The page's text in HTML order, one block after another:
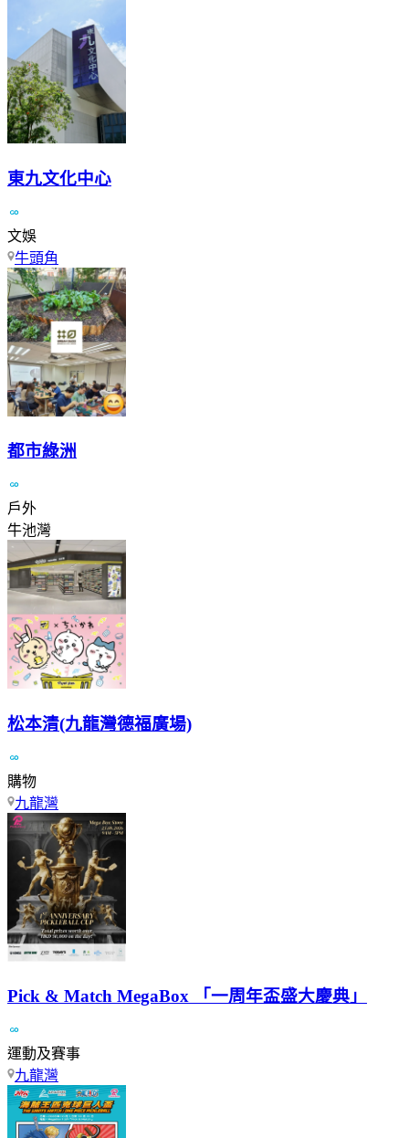
東九文化中心
文娛
牛頭角
都市綠洲
戶外
牛池灣
松本清(九龍灣德福廣場)
購物
九龍灣
Pick & Match MegaBox 「一周年盃盛大慶典」
運動及賽事
九龍灣